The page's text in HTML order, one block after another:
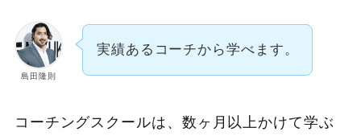
島田隆則
実績あるコーチから学べます。
コーチングスクールは、数ヶ月以上かけて学ぶ